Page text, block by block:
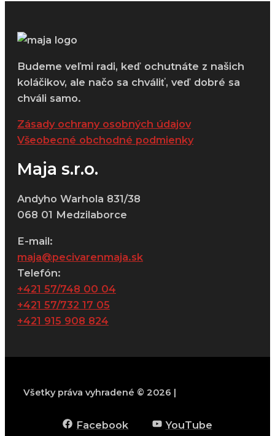
Budeme veľmi radi, keď ochutnáte z našich
koláčikov, ale načo sa chváliť, veď dobré sa
chváli samo.
Zásady ochrany osobných údajov
Všeobecné obchodné podmienky
Maja s.r.o.
Andyho Warhola 831/38
068 01 Medzilaborce
E-mail:
maja@pecivarenmaja.sk
Telefón:
+421 57/748 00 04
+421 57/732 17 05
+421 915 908 824
Všetky práva vyhradené © 2026 |
Facebook YouTube